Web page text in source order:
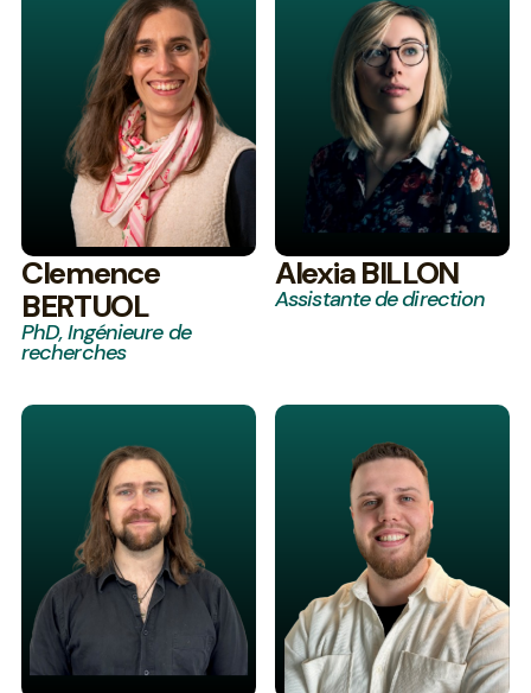
Clemence
BERTUOL
PhD, Ingénieure de
recherches
Alexia BILLON
Assistante de direction